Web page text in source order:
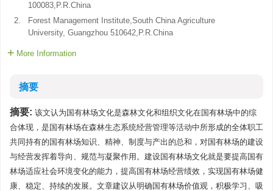
100083,P.R.China
2.
Forest Management Institute,South China Agriculture
University, Guangzhou 510642,P.R.China
More Information
摘要
摘要: 该文认为国有林场文化是森林文化和组织文化在国有林场中的综
合体现，是国有林场在森林生态系统经营管理等活动中所形成的全体职工
共同持有的国有林场知识、精神、制度与产出的总和，对国有林场的建设
与经营发挥着导向、规范与凝聚作用。建设国有林场文化就是要提高国有
林场适应社会环境变化的能力，提高国有林场经营绩效，实现国有林场健
康、稳定、持续的发展。文章建议从明确国有林场价值观，积极学习、吸